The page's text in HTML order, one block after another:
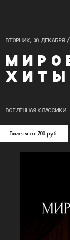
ВТОРНИК, 30 ДЕКАБРЯ /
ВСЕЛЕННАЯ КЛАССИКИ
Билеты от 700 руб.